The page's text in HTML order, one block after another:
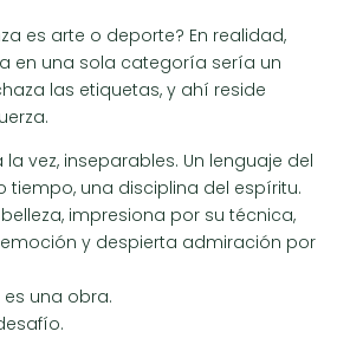
es arte o deporte? En realidad,
en una sola categoría sería un
las etiquetas, y ahí reside
vez, inseparables. Un lenguaje del
tiempo, una disciplina del espíritu.
impresiona por su técnica,
y despierta admiración por
una obra.